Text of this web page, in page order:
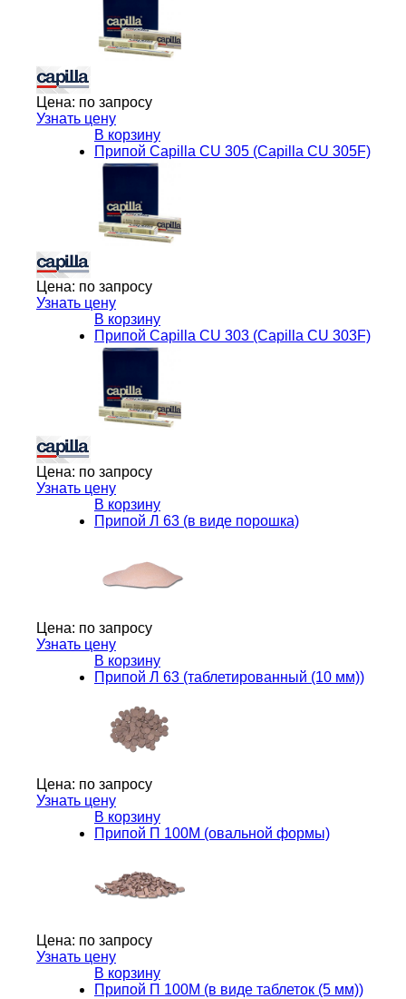
Цена: по запросу
Узнать цену
В корзину
Припой Capilla CU 305 (Capilla CU 305F)
Цена: по запросу
Узнать цену
В корзину
Припой Capilla CU 303 (Capilla CU 303F)
Цена: по запросу
Узнать цену
В корзину
Припой Л 63 (в виде порошка)
Цена: по запросу
Узнать цену
В корзину
Припой Л 63 (таблетированный (10 мм))
Цена: по запросу
Узнать цену
В корзину
Припой П 100М (овальной формы)
Цена: по запросу
Узнать цену
В корзину
Припой П 100М (в виде таблеток (5 мм))